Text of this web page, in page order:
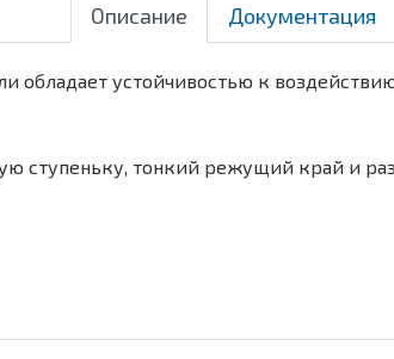
Описание Документация
обладает устойчивостью к
ступеньку, тонкий режущий край и